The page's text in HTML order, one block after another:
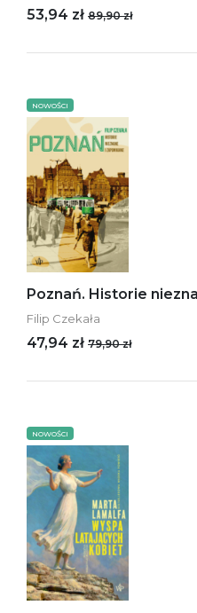
53,94 zł 89,90 zł
NOWOŚCI
Poznań. Historie
Filip Czekała
47,94 zł 79,90 zł
NOWOŚCI